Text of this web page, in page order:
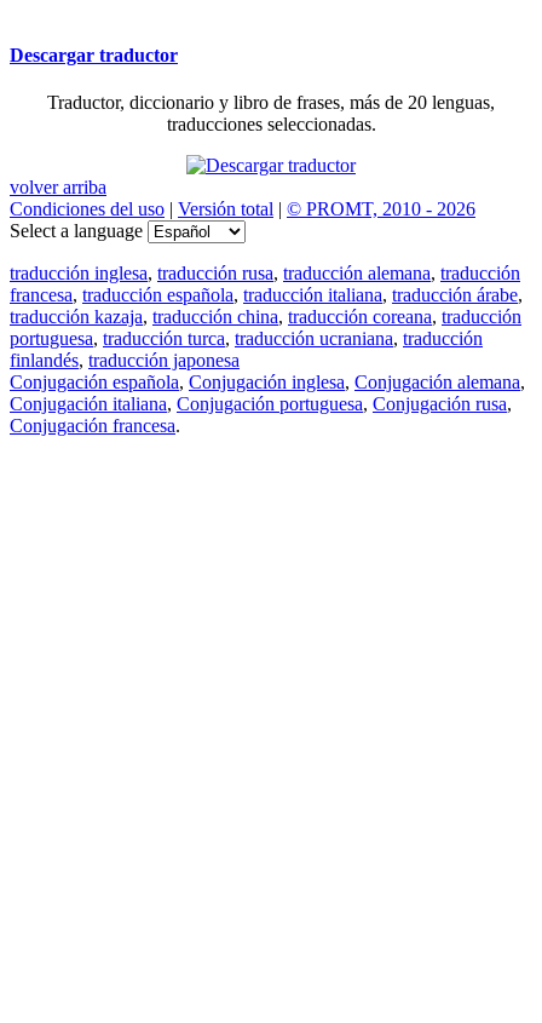
Descargar traductor
Traductor, diccionario y libro de frases, más de 20 lenguas,
traducciones seleccionadas.
volver arriba
Condiciones del uso | Versión total | © PROMT, 2010 - 2026
Select a language
traducción inglesa, traducción rusa, traducción alemana, traducción
francesa, traducción española, traducción italiana, traducción árabe,
traducción kazaja, traducción china, traducción coreana, traducción
portuguesa, traducción turca, traducción ucraniana, traducción
finlandés, traducción japonesa
Conjugación española, Conjugación inglesa, Conjugación alemana,
Conjugación italiana, Conjugación portuguesa, Conjugación rusa,
Conjugación francesa.